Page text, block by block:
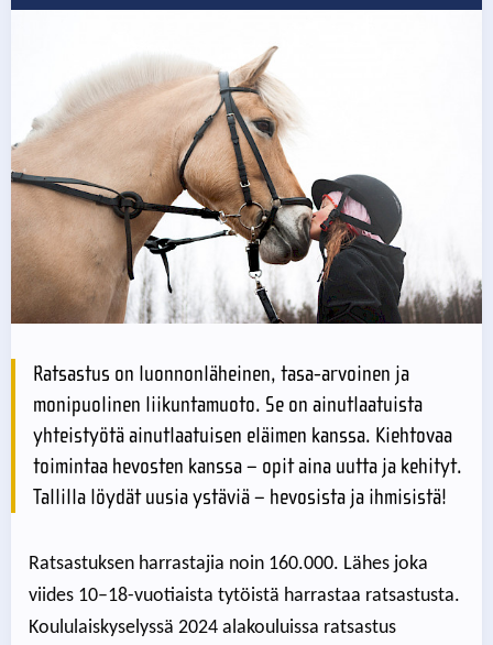
Ratsastus on luonnonläheinen, tasa-arvoinen ja
monipuolinen liikuntamuoto. Se on ainutlaatuista
yhteistyötä ainutlaatuisen eläimen kanssa. Kiehtovaa
toimintaa hevosten kanssa – opit aina uutta ja kehityt.
Tallilla löydät uusia ystäviä – hevosista ja ihmisistä!
Ratsastuksen harrastajia noin 160.000. Lähes joka
viides 10–18-vuotiaista tytöistä harrastaa ratsastusta.
Koululaiskyselyssä 2024 alakouluissa ratsastus